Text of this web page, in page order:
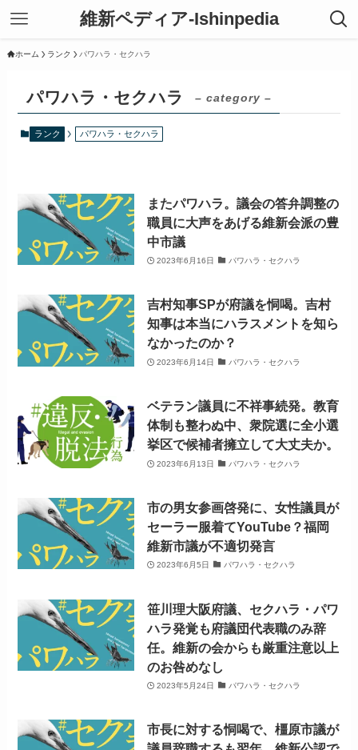
維新ペディア-Ishinpedia
ホーム ランク パワハラ・セクハラ
パワハラ・セクハラ – category –
ランク パワハラ・セクハラ
またパワハラ。議会の答弁調整の
職員に大声をあげる維新会派の豊
中市議
2023年6月16日 パワハラ・セクハラ
吉村知事SPが府議を恫喝。吉村
知事は本当にハラスメントを知ら
なかったのか？
2023年6月14日 パワハラ・セクハラ
ベテラン議員に不祥事続発。教育
体制も整わぬ中、衆院選に全小選
挙区で候補者擁立して大丈夫か。
2023年6月13日 パワハラ・セクハラ
市の男女参画啓発に、女性議員が
セーラー服着てYouTube？福岡
維新市議が不適切発言
2023年6月5日 パワハラ・セクハラ
笹川理大阪府議、セクハラ・パワ
ハラ発覚も府議団代表職のみ辞
任。維新の会からも厳重注意以上
のお咎めなし
2023年5月24日 パワハラ・セクハラ
市長に対する恫喝で、橿原市議が